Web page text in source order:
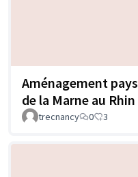
Aménagement
de la Marne au Rhin
trecnancy 0 3